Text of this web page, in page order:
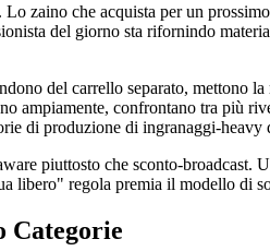
zaino che acquista per un
del giorno sta rifornindo
del carrello separato, mettono
ampiamente, confrontano tra più
di produzione di ingranaggi-
piuttosto che sconto-
libero" regola premia il modello di
Categorie